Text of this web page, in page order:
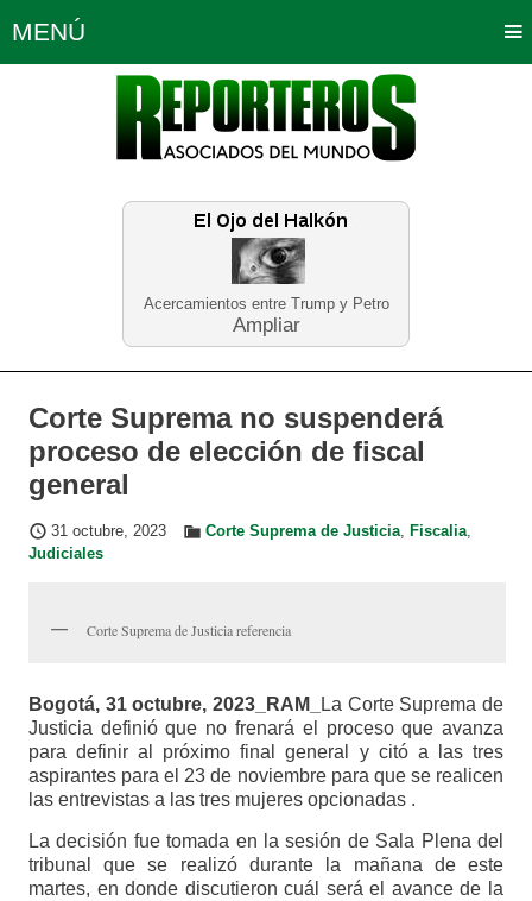
Acercamientos entre Trump y Petro
Ampliar
MENÚ
Política Opinión Bogotá
Planeta Tierra Deportes
Educación Neira
Corte Suprema no suspenderá
proceso de elección de fiscal
general
31 octubre, 2023 Corte Suprema de Justicia, Fiscalia,
Judiciales
Corte Suprema de Justicia referencia
Bogotá, 31 octubre, 2023_RAM_
La Corte Suprema de
Justicia definió que no frenará el proceso que avanza
para definir al próximo final general y citó a las tres
aspirantes para el 23 de noviembre para que se realicen
las entrevistas a las tres mujeres opcionadas .
La decisión fue tomada en la sesión de Sala Plena del
tribunal que se realizó durante la mañana de este
martes, en donde discutieron cuál será el avance de la